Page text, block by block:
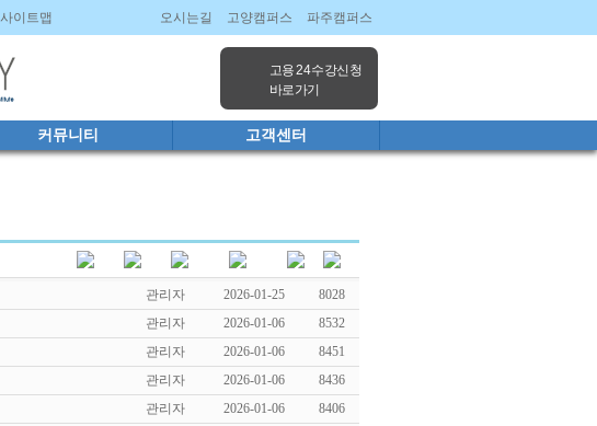
사이트맵 오시는길 고양캠퍼스 파주캠퍼스
고용 24 수강신청
바로가기
커뮤니티 고객센터
관리자 2026-01-25
8028
관리자 2026-01-06
8532
관리자 2026-01-06
8451
관리자 2026-01-06
8436
관리자 2026-01-06
8406